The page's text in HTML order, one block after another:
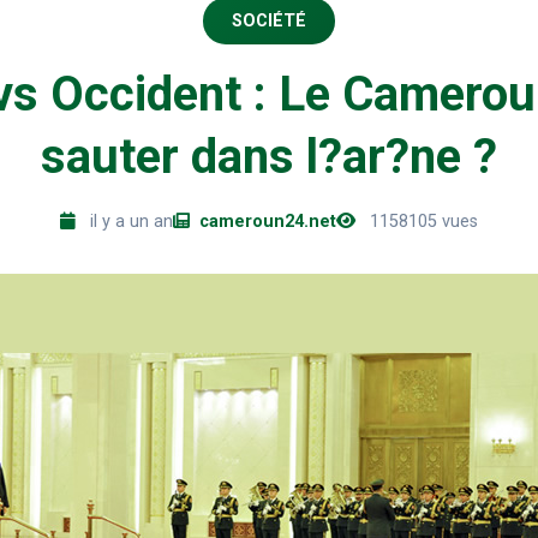
SOCIÉTÉ
Occident : Le
sauter dans l?ar?ne ?
il y a un an cameroun24.net 1158105 vues